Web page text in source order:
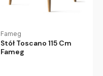
Fameg
Stół Toscano 115 Cm
Fameg